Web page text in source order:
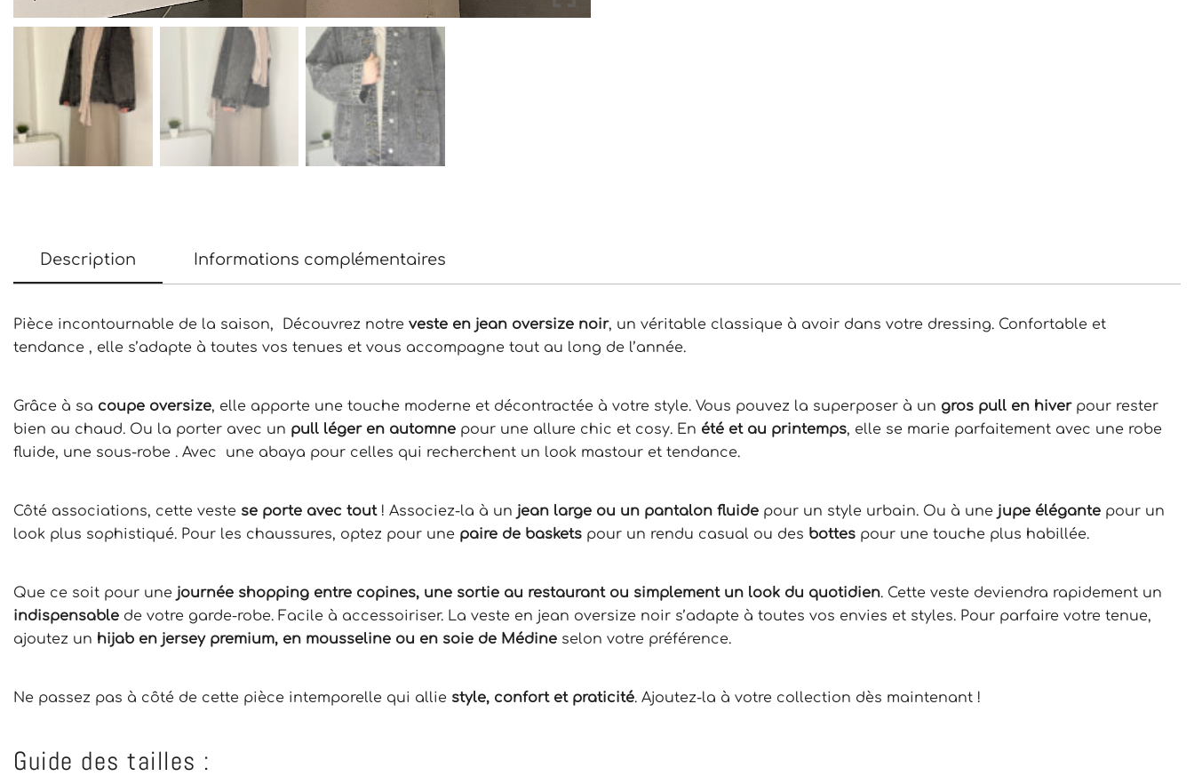
Description Informations complémentaires
Pièce incontournable de la saison, Découvrez notre veste en jean oversize noir, un véritable classique à avoir dans votre dressing. Confortable et
tendance , elle s’adapte à toutes vos tenues et vous accompagne tout au long de l’année.
Grâce à sa coupe oversize, elle apporte une touche moderne et décontractée à votre style. Vous pouvez la superposer à un gros pull en hiverpour rester
bien au chaud. Ou la porter avec un pull léger en automne pour une allure chic et cosy. En été et au printemps, elle se marie parfaitement avec une robe
fluide, une sous-robe . Avec une abaya pour celles qui recherchent un look mastour et tendance.
Côté associations, cette veste se porte avec tout! Associez-la à un jean large ou un pantalon fluide pour un style urbain. Ou à une jupe élégante pour un
look plus sophistiqué. Pour les chaussures, optez pour une paire de baskets pour un rendu casual ou des bottes pour une touche plus habillée.
Que ce soit pour une journée shopping entre copines, une sortie au restaurant ou simplement un look du quotidien. Cette veste deviendra rapidement un
indispensable de votre garde-robe. Facile à accessoiriser. La veste en jean oversize noir s’adapte à toutes vos envies et styles. Pour parfaire votre tenue,
ajoutez un hijab en jersey premium, en mousseline ou en soie de Médine selon votre préférence.
Ne passez pas à côté de cette pièce intemporelle qui allie style, confort et praticité. Ajoutez-la à votre collection dès maintenant !
Guide des tailles :